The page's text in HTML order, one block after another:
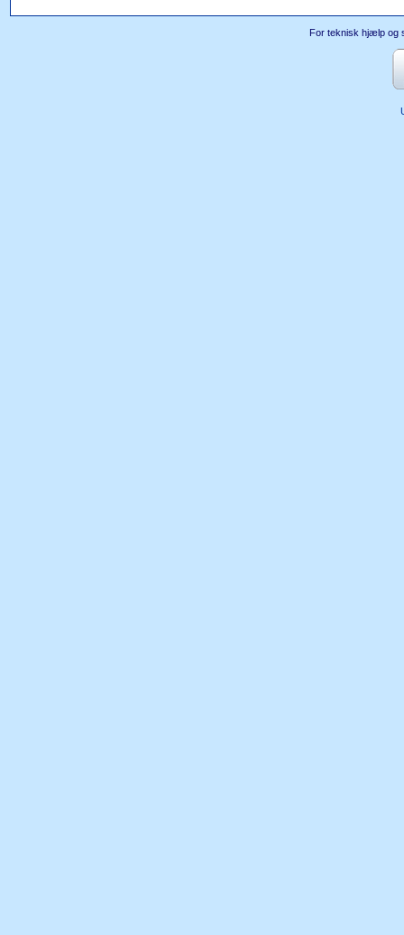
For teknisk hjælp